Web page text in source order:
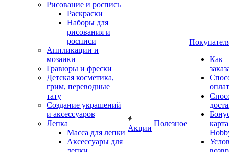
Рисование и роспись
Раскраски
Наборы для
рисования и
росписи
Аппликации и
мозаики
Гравюры и фрески
Детская косметика,
грим, переводные
тату
Создание украшений
и аксессуаров
Лепка
Масса для лепки
Аксессуары для
Акции
Полезное
Как
карта